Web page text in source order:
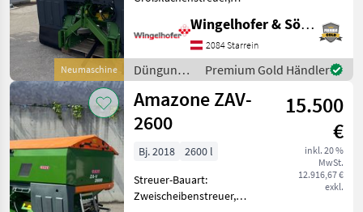
MARKTPLATZ
Marktplatz Händlerangebote Kleinanzeigen
Neumaschine
Streumengenverstellung -
Amazone Düngerstreuer ZA
Super bestehend aus
Rahmen und
Grundbehälter - Profis-Wie
Wingelhofer & Söhne GmbH
2084 Starrein
Düngung
und
Beregnung
/ Amazone
Premium Gold Händler
Amazone ZAV-
2600
15.500
€
inkl. 20 %
MwSt.
12.916,67 €
exkl.
Bj. 2018
2600 l
Streuer-Bauart:
Zweischeibenstreuer,